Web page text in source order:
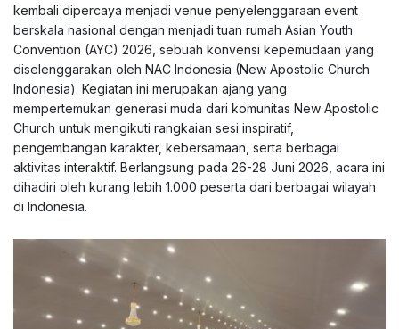
kembali dipercaya menjadi venue penyelenggaraan event
berskala nasional dengan menjadi tuan rumah Asian Youth
Convention (AYC) 2026, sebuah konvensi kepemudaan yang
diselenggarakan oleh NAC Indonesia (New Apostolic Church
Indonesia). Kegiatan ini merupakan ajang yang
mempertemukan generasi muda dari komunitas New Apostolic
Church untuk mengikuti rangkaian sesi inspiratif,
pengembangan karakter, kebersamaan, serta berbagai
aktivitas interaktif. Berlangsung pada 26-28 Juni 2026, acara ini
dihadiri oleh kurang lebih 1.000 peserta dari berbagai wilayah
di Indonesia.